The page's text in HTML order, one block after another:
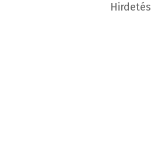
Hirdetés